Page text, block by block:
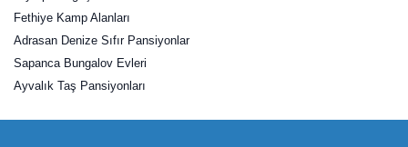
Fethiye Kamp Alanları
Adrasan Denize Sıfır Pansiyonlar
Sapanca Bungalov Evleri
Ayvalık Taş Pansiyonları